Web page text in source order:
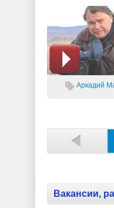
Аркадий
Вакансии,